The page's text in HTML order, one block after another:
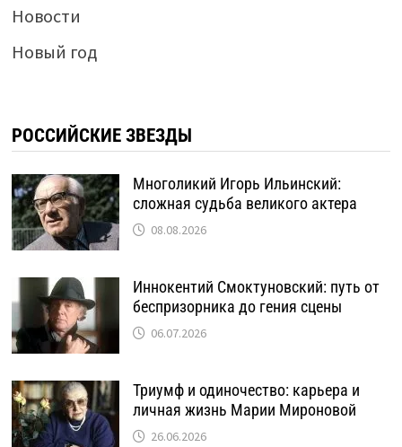
Новости
Новый год
РОССИЙСКИЕ ЗВЕЗДЫ
Многоликий Игорь Ильинский:
сложная судьба великого актера
08.08.2026
Иннокентий Смоктуновский: путь от
беспризорника до гения сцены
06.07.2026
Триумф и одиночество: карьера и
личная жизнь Марии Мироновой
26.06.2026